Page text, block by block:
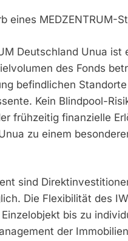
eines MEDZENTRUM-
Deutschland Unua
des Fonds
befindlichen
Kein Blindpool-
frühzeitig finanzielle
zu einem
sind
Die Flexibilität des
bis zu
der